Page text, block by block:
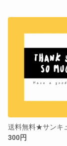
300円